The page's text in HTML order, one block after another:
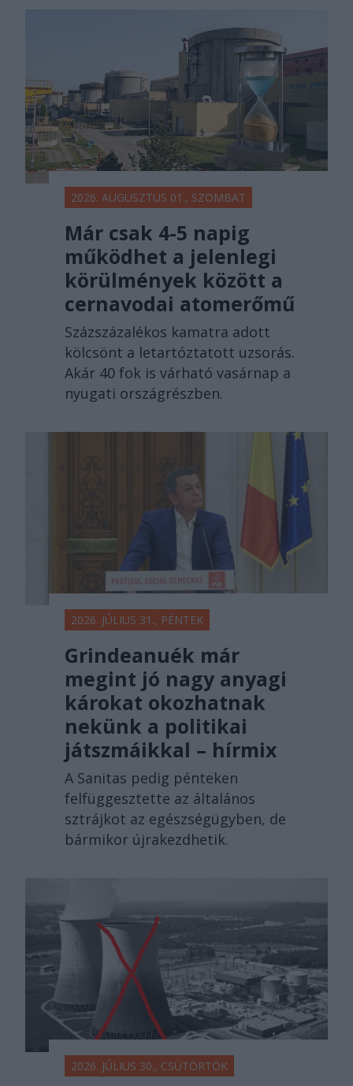
2026. AUGUSZTUS 01., SZOMBAT
Már csak 4-5 napig
működhet a jelenlegi
körülmények között a
cernavodai atomerőmű
Százszázalékos kamatra adott
kölcsönt a letartóztatott uzsorás.
Akár 40 fok is várható vasárnap a
nyugati országrészben.
2026. JÚLIUS 31., PÉNTEK
Grindeanuék már
megint jó nagy anyagi
károkat okozhatnak
nekünk a politikai
játszmáikkal – hírmix
A Sanitas pedig pénteken
felfüggesztette az általános
sztrájkot az egészségügyben, de
bármikor újrakezdhetik.
2026. JÚLIUS 30., CSÜTÖRTÖK